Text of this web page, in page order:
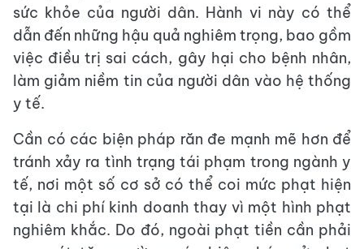
sức khỏe của người dân. Hành vi này có thể
dẫn đến những hậu quả nghiêm trọng, bao gồm
việc điều trị sai cách, gây hại cho bệnh nhân,
làm giảm niềm tin của người dân vào hệ thống
y tế.
Cần có các biện pháp răn đe mạnh mẽ hơn để
tránh xảy ra tình trạng tái phạm trong ngành y
tế, nơi một số cơ sở có thể coi mức phạt hiện
tại là chi phí kinh doanh thay vì một hình phạt
nghiêm khắc. Do đó, ngoài phạt tiền cần phải